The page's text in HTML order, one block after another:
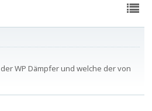
WP Dämpfer und welche der von